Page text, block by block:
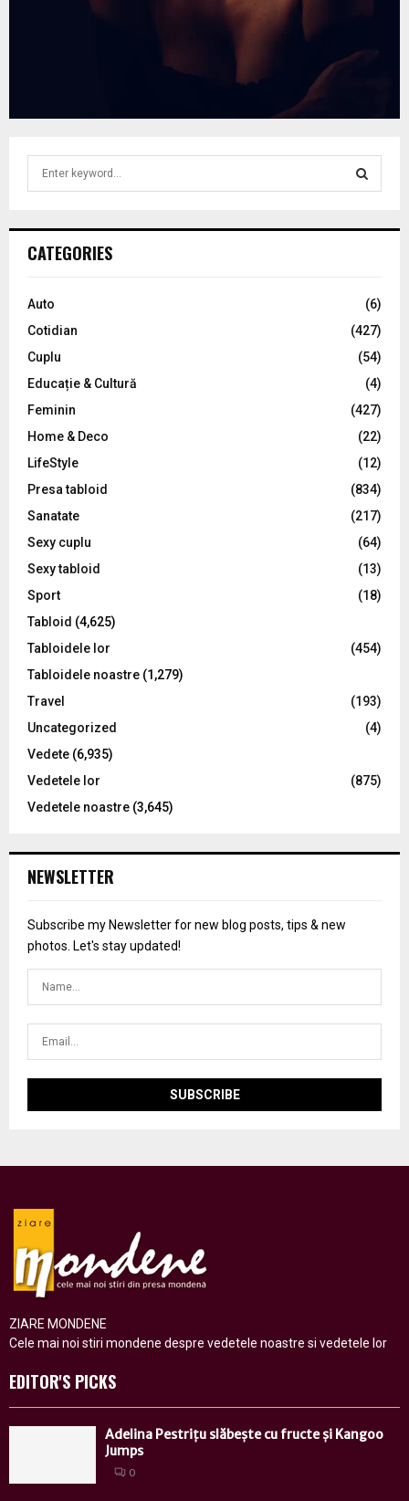
h
o
:
C
CATEGORIES
Auto
(6)
Cotidian
(427)
Cuplu
(54)
Educație & Cultură
(4)
Feminin
(427)
Home & Deco
(22)
LifeStyle
(12)
Presa tabloid
(834)
Sanatate
(217)
Sexy cuplu
(64)
Sexy tabloid
(13)
Sport
(18)
Tabloid (4,625)
Tabloidele lor
(454)
Tabloidele noastre (1,279)
Travel
(193)
Uncategorized
(4)
Vedete (6,935)
Vedetele lor
(875)
Vedetele noastre (3,645)
NEWSLETTER
Subscribe my Newsletter for new blog posts, tips & new
photos. Let's stay updated!
ZIARE MONDENE
Cele mai noi stiri mondene despre vedetele noastre si vedetele lor
EDITOR'S PICKS
Adelina Pestrițu slăbește cu fructe și Kangoo
Jumps
0